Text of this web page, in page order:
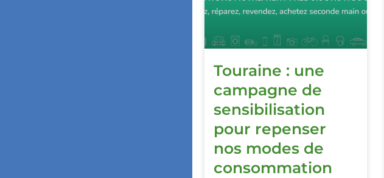
Touraine : une
campagne de
sensibilisation
pour repenser
nos modes de
consommation